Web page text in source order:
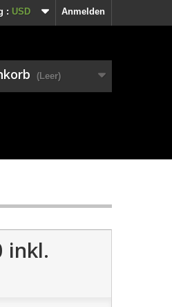
Anmelden
: USD
(Leer)
inkl.